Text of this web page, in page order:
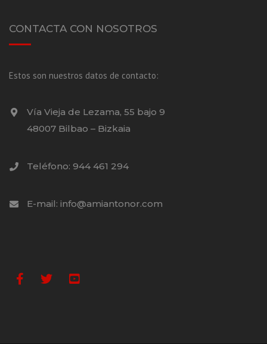
CONTACTA CON NOSOTROS
Estos son nuestros datos de contacto:
Vía Vieja de Lezama, 55 bajo 9
48007 Bilbao – Bizkaia
Teléfono: 944 461 294
E-mail: info@amiantonor.com
Facebook
TwitterYoutube